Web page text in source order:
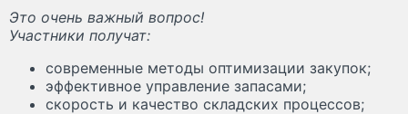
Это очень важный вопрос!
Участники получат:
современные методы оптимизации закупок;
эффективное управление запасами;
скорость и качество складских процессов;